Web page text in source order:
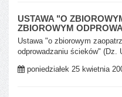
USTAWA "O
ZBIOROWYM
Ustawa "o zbiorowym
odprowadzaniu ścieków" (Dz.
poniedziałek 25 kwietnia